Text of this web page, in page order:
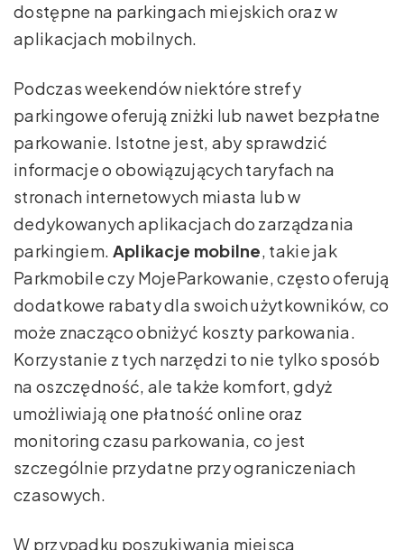
dostępne na parkingach miejskich oraz w
aplikacjach mobilnych.
Podczas weekendów niektóre strefy
parkingowe oferują zniżki lub nawet bezpłatne
parkowanie. Istotne jest, aby sprawdzić
informacje o obowiązujących taryfach na
stronach internetowych miasta lub w
dedykowanych aplikacjach do zarządzania
parkingiem. Aplikacje mobilne, takie jak
Parkmobile czy MojeParkowanie, często oferują
dodatkowe rabaty dla swoich użytkowników, co
może znacząco obniżyć koszty parkowania.
Korzystanie z tych narzędzi to nie tylko sposób
na oszczędność, ale także komfort, gdyż
umożliwiają one płatność online oraz
monitoring czasu parkowania, co jest
szczególnie przydatne przy ograniczeniach
czasowych.
W przypadku poszukiwania miejsca